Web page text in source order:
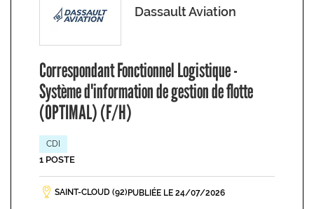
Dassault Aviation
Correspondant Fonctionnel Logistique -
Système d'information de gestion de flotte
(OPTIMAL) (F/H)
CDI
1 POSTE
SAINT-CLOUD (92) PUBLIÉE LE 24/07/2026